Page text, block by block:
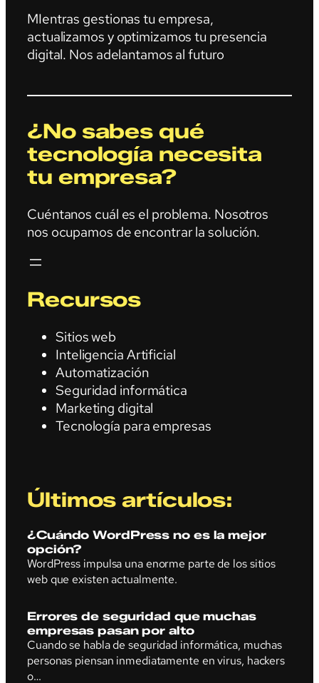
MIentras gestionas tu empresa,
actualizamos y optimizamos tu presencia
digital. Nos adelantamos al futuro
¿No sabes qué
tecnología necesita
tu empresa?
Cuéntanos cuál es el problema. Nosotros
nos ocupamos de encontrar la solución.
Recursos
Sitios web
Inteligencia Artificial
Automatización
Seguridad informática
Marketing digital
Tecnología para empresas
Últimos artículos:
¿Cuándo WordPress no es la mejor
opción?
WordPress impulsa una enorme parte de los sitios
web que existen actualmente.
Errores de seguridad que muchas
empresas pasan por alto
Cuando se habla de seguridad informática, muchas
personas piensan inmediatamente en virus, hackers
o…